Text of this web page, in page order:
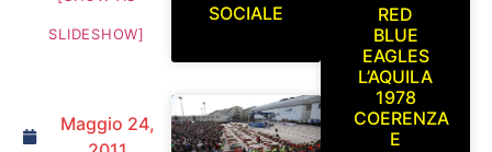
SLIDESHOW]
Maggio 24,
SOCIALE
RED
BLUE
EAGLES
L’AQUILA
1978
COERENZA
E